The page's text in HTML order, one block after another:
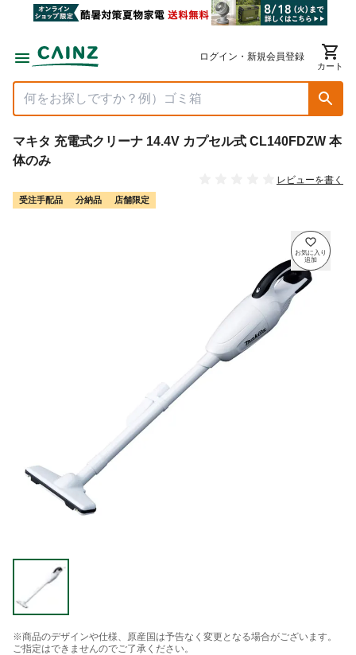
ログイン・新規会員登録
カート
マキタ 充電式クリーナ 14.4V カプセル式 CL140FDZW 本
体のみ
レビューを書く
受注手配品 分納品 店舗限定
※商品のデザインや仕様、原産国は予告なく変更となる場合がございます。
ご指定はできませんのでご了承ください。